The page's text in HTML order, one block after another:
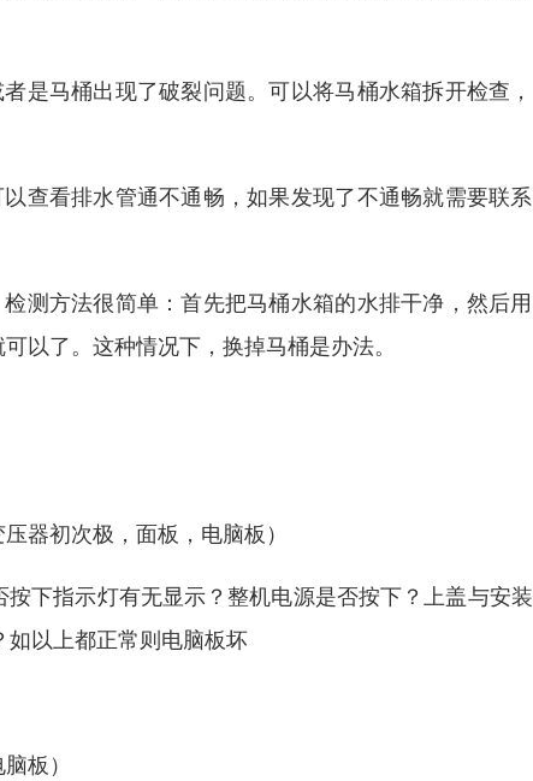
是马桶出现了破裂问题。可以将马桶水箱拆开检查
查看排水管通不通畅，如果发现了不通畅就需要联
测方法很简单：首先把马桶水箱的水排干净，然后
以了。这种情况下，换掉马桶是办法。
器初次极，面板，电脑板）
下指示灯有无显示？整机电源是否按下？上盖与安
以上都正常则电脑板坏
板）